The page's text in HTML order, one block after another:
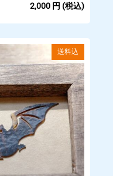
ません。
たします。
りますので
があります。
。
ージをご覧ください。
2,000 円 (税込)
送料込